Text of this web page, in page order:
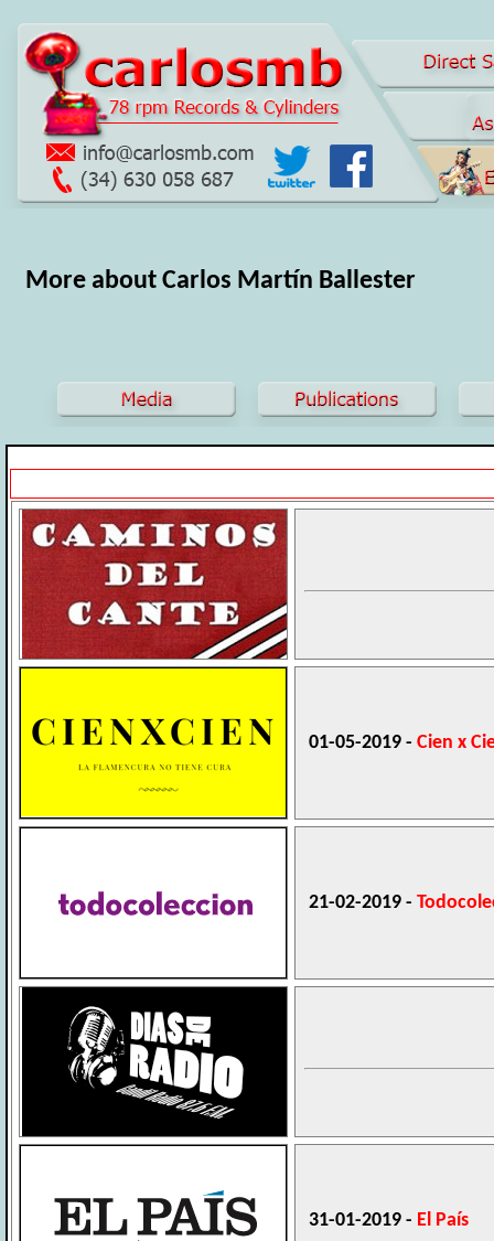
More about Carlos Martín Ballester
01-05-2019 - Cien x
21-02-2019 -
31-01-2019 - El País